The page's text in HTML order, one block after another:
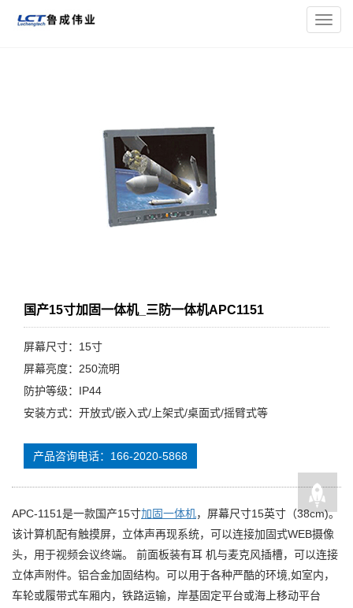
导
航
您的位置：主页
> 国产15寸加固一体机_三防一体
国产15寸加固一体机_三防一体机APC1151
屏幕尺寸：15寸
屏幕亮度：250流明
防护等级：IP44
安装方式：开放式/嵌入式/上架式/桌面式/摇臂式等
产品咨询电话：166-2020-5868
APC-1151是一款国产15寸加固一体机，屏幕尺寸15英寸（38cm)。
该计算机配有触摸屏，立体声再现系统，可以连接加固式WEB摄像
头，用于视频会议终端。 前面板装有耳 机与麦克风插槽，可以连接
立体声附件。铝合金加固结构。可以用于各种严酷的环境,如室内，
车轮或履带式车厢内，铁路运输，岸基固定平台或海上移动平台